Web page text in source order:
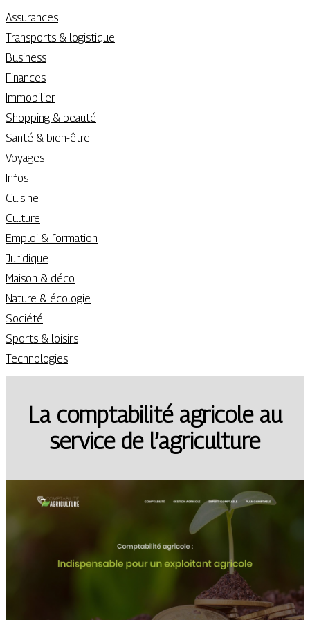
Assurances
Transports & logistique
Business
Finances
Immobilier
Shopping & beauté
Santé & bien-être
Voyages
Infos
Cuisine
Culture
Emploi & formation
Juridique
Maison & déco
Nature & écologie
Société
Sports & loisirs
Technologies
La comptabilité agricole au
service de l’agriculture